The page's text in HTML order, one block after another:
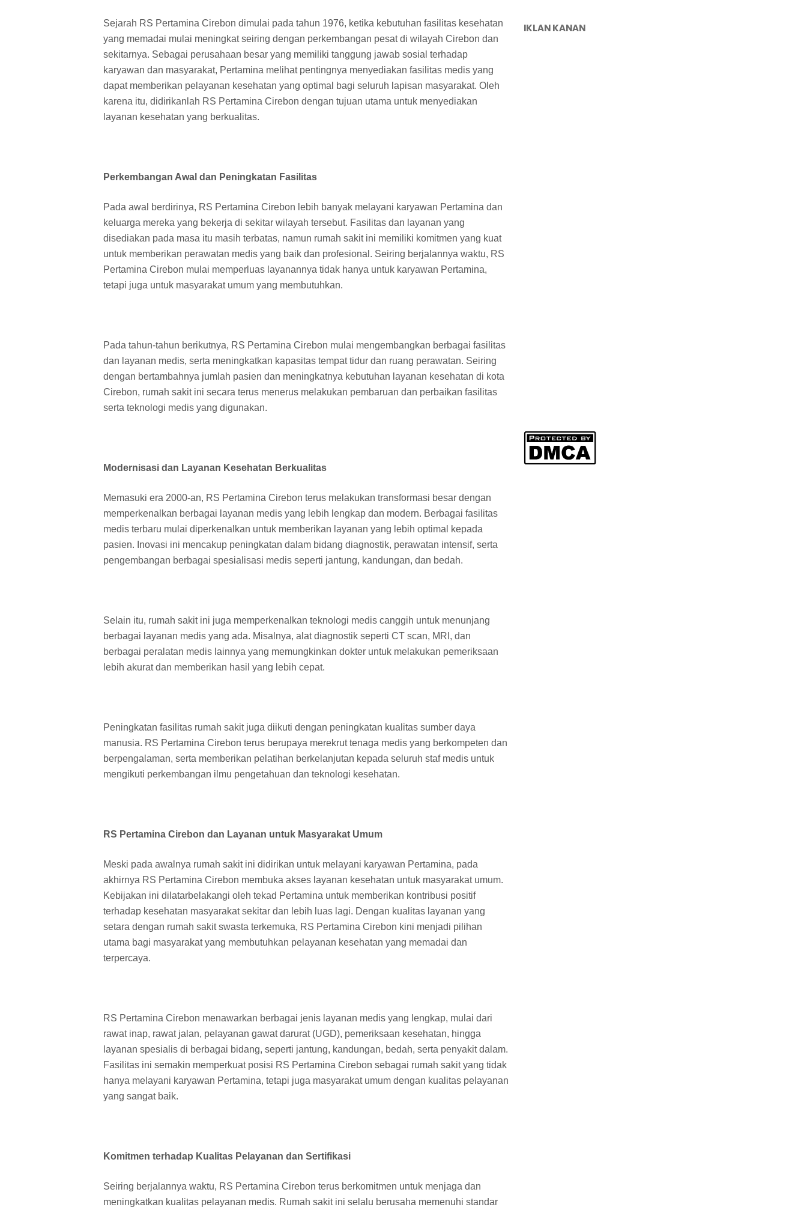
Sejarah RS Pertamina Cirebon dimulai pada tahun 1976, ketika kebutuhan fasilitas kesehatan
yang memadai mulai meningkat seiring dengan perkembangan pesat di wilayah Cirebon dan
sekitarnya. Sebagai perusahaan besar yang memiliki tanggung jawab sosial terhadap
karyawan dan masyarakat, Pertamina melihat pentingnya menyediakan fasilitas medis yang
dapat memberikan pelayanan kesehatan yang optimal bagi seluruh lapisan masyarakat. Oleh
karena itu, didirikanlah RS Pertamina Cirebon dengan tujuan utama untuk menyediakan
layanan kesehatan yang berkualitas.
Perkembangan Awal dan Peningkatan Fasilitas
Pada awal berdirinya, RS Pertamina Cirebon lebih banyak melayani karyawan Pertamina dan
keluarga mereka yang bekerja di sekitar wilayah tersebut. Fasilitas dan layanan yang
disediakan pada masa itu masih terbatas, namun rumah sakit ini memiliki komitmen yang kuat
untuk memberikan perawatan medis yang baik dan profesional. Seiring berjalannya waktu, RS
Pertamina Cirebon mulai memperluas layanannya tidak hanya untuk karyawan Pertamina,
tetapi juga untuk masyarakat umum yang membutuhkan.
Pada tahun-tahun berikutnya, RS Pertamina Cirebon mulai mengembangkan berbagai fasilitas
dan layanan medis, serta meningkatkan kapasitas tempat tidur dan ruang perawatan. Seiring
dengan bertambahnya jumlah pasien dan meningkatnya kebutuhan layanan kesehatan di kota
Cirebon, rumah sakit ini secara terus menerus melakukan pembaruan dan perbaikan fasilitas
serta teknologi medis yang digunakan.
Modernisasi dan Layanan Kesehatan Berkualitas
Memasuki era 2000-an, RS Pertamina Cirebon terus melakukan transformasi besar dengan
memperkenalkan berbagai layanan medis yang lebih lengkap dan modern. Berbagai fasilitas
medis terbaru mulai diperkenalkan untuk memberikan layanan yang lebih optimal kepada
pasien. Inovasi ini mencakup peningkatan dalam bidang diagnostik, perawatan intensif, serta
pengembangan berbagai spesialisasi medis seperti jantung, kandungan, dan bedah.
Selain itu, rumah sakit ini juga memperkenalkan teknologi medis canggih untuk menunjang
berbagai layanan medis yang ada. Misalnya, alat diagnostik seperti CT scan, MRI, dan
berbagai peralatan medis lainnya yang memungkinkan dokter untuk melakukan pemeriksaan
lebih akurat dan memberikan hasil yang lebih cepat.
Peningkatan fasilitas rumah sakit juga diikuti dengan peningkatan kualitas sumber daya
manusia. RS Pertamina Cirebon terus berupaya merekrut tenaga medis yang berkompeten dan
berpengalaman, serta memberikan pelatihan berkelanjutan kepada seluruh staf medis untuk
mengikuti perkembangan ilmu pengetahuan dan teknologi kesehatan.
RS Pertamina Cirebon dan Layanan untuk Masyarakat Umum
Meski pada awalnya rumah sakit ini didirikan untuk melayani karyawan Pertamina, pada
akhirnya RS Pertamina Cirebon membuka akses layanan kesehatan untuk masyarakat umum.
Kebijakan ini dilatarbelakangi oleh tekad Pertamina untuk memberikan kontribusi positif
terhadap kesehatan masyarakat sekitar dan lebih luas lagi. Dengan kualitas layanan yang
setara dengan rumah sakit swasta terkemuka, RS Pertamina Cirebon kini menjadi pilihan
utama bagi masyarakat yang membutuhkan pelayanan kesehatan yang memadai dan
terpercaya.
RS Pertamina Cirebon menawarkan berbagai jenis layanan medis yang lengkap, mulai dari
rawat inap, rawat jalan, pelayanan gawat darurat (UGD), pemeriksaan kesehatan, hingga
layanan spesialis di berbagai bidang, seperti jantung, kandungan, bedah, serta penyakit dalam.
Fasilitas ini semakin memperkuat posisi RS Pertamina Cirebon sebagai rumah sakit yang tidak
hanya melayani karyawan Pertamina, tetapi juga masyarakat umum dengan kualitas pelayanan
yang sangat baik.
Komitmen terhadap Kualitas Pelayanan dan Sertifikasi
Seiring berjalannya waktu, RS Pertamina Cirebon terus berkomitmen untuk menjaga dan
meningkatkan kualitas pelayanan medis. Rumah sakit ini selalu berusaha memenuhi standar
IKLAN KANAN